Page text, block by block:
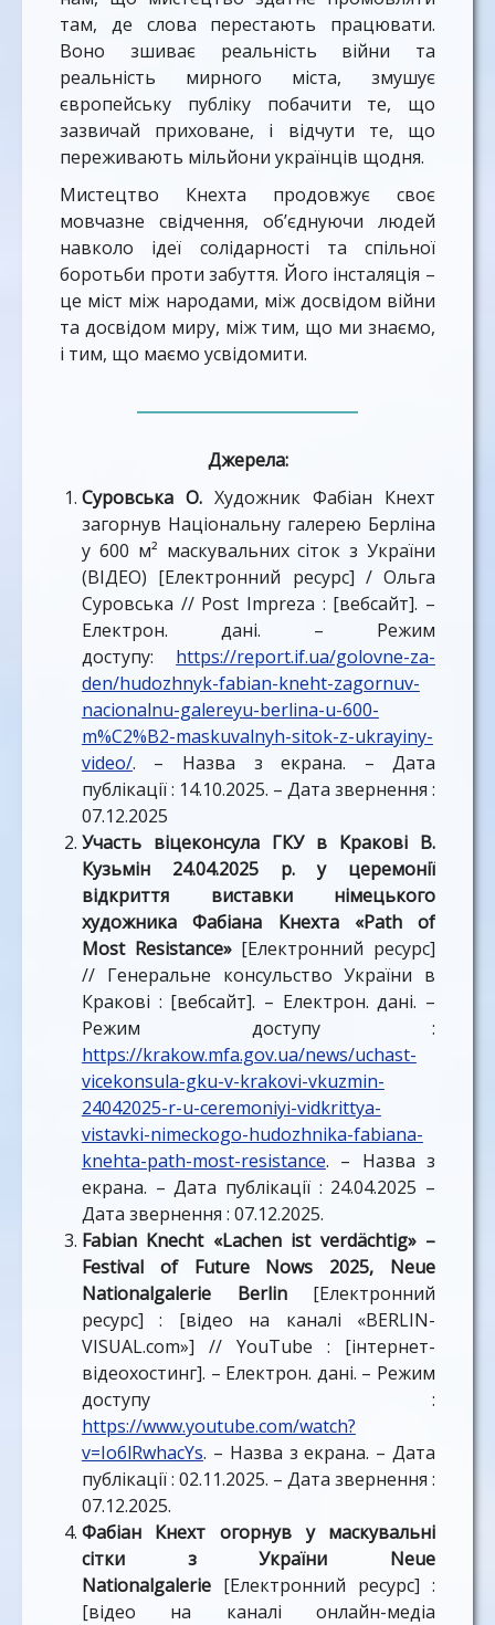
там, де слова перестають працювати.
Воно зшиває реальність війни та
реальність мирного міста, змушує
європейську публіку побачити те, що
зазвичай приховане, і відчути те, що
переживають мільйони українців щодня.
Мистецтво Кнехта продовжує своє
мовчазне свідчення, об’єднуючи людей
навколо ідеї солідарності та спільної
боротьби проти забуття. Його інсталяція –
це міст між народами, між досвідом війни
та досвідом миру, між тим, що ми знаємо,
і тим, що маємо усвідомити.
Джерела:
Суровська О.Художник Фабіан Кнехт
загорнув Національну галерею Берліна
у 600 м² маскувальних сіток з України
(ВІДЕО) [Електронний ресурс] / Ольга
Суровська // Post Impreza : [вебсайт]. –
Електрон. дані. – Режим
доступу: https://report.if.ua/golovne-za-
den/hudozhnyk-fabian-kneht-zagornuv-
nacionalnu-galereyu-berlina-u-600-
m%C2%B2-maskuvalnyh-sitok-z-ukrayiny-
video/. – Назва з екрана. – Дата
публікації : 14.10.2025. – Дата звернення :
07.12.2025
Участь віцеконсула ГКУ в Кракові В.
Кузьмін 24.04.2025 р. у церемонії
відкриття виставки німецького
художника Фабіана Кнехта «Path of
Most Resistance»[Електронний ресурс]
// Генеральне консульство України в
Кракові : [вебсайт]. – Електрон. дані. –
Режим доступу :
https://krakow.mfa.gov.ua/news/uchast-
vicekonsula-gku-v-krakovi-vkuzmin-
24042025-r-u-ceremoniyi-vidkrittya-
vistavki-nimeckogo-hudozhnika-fabiana-
knehta-path-most-resistance. – Назва з
екрана. – Дата публікації : 24.04.2025 –
Дата звернення : 07.12.2025.
Fabian Knecht «Lachen ist verdächtig» –
Festival of Future Nows 2025, Neue
Nationalgalerie Berlin[Електронний
ресурс] : [відео на каналі «BERLIN-
VISUAL.com»] // YouTube : [інтернет-
відеохостинг]. – Електрон. дані. – Режим
доступу :
https://www.youtube.com/watch?
v=Io6lRwhacYs. – Назва з екрана. – Дата
публікації : 02.11.2025. – Дата звернення :
07.12.2025.
Фабіан Кнехт огорнув у маскувальні
сітки з України Neue
Nationalgalerie[Електронний ресурс] :
[відео на каналі онлайн-медіа